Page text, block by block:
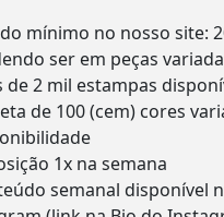
mínimo no nosso site:
ser em peças
de 2 mil estampas
de 100 (cem) cores
1x na semana
semanal disponível